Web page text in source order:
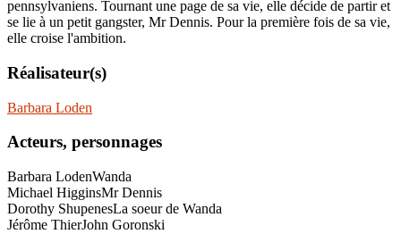
pennsylvaniens. Tournant une page de sa vie, elle décide de partir et
se lie à un petit gangster, Mr Dennis. Pour la première fois de sa vie,
elle croise l'ambition.
Réalisateur(s)
Barbara Loden
Acteurs, personnages
Barbara LodenWanda
Michael HigginsMr Dennis
Dorothy ShupenesLa soeur de Wanda
Jérôme ThierJohn Goronski